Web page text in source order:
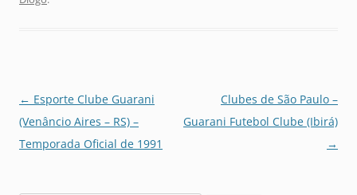
Navegação
de
posts
← Esporte Clube Guarani
(Venâncio Aires – RS) –
Temporada Oficial de 1991
Clubes de São Paulo –
Guarani Futebol Clube (Ibirá)
→